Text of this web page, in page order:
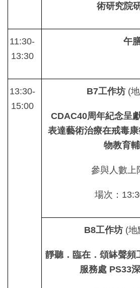
術研究院
11:30-
13:30
午
13:30-
15:00
B7工作坊 (
CDAC40周年紀念呈
表達藝術治療在戒毒
物教育
參與人數上
場次：
B8工作坊 (地
靜聽．臨在．頌缽聲頻
服務處 PS33